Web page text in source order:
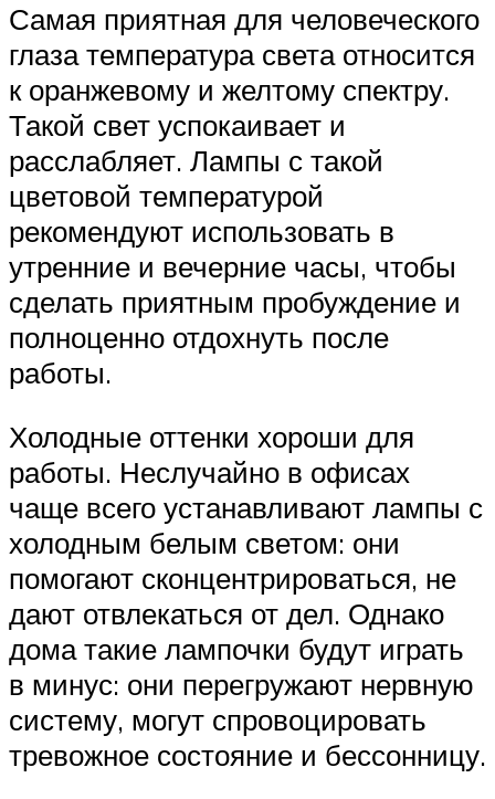
Самая приятная для человеческого
глаза температура света относится
к оранжевому и желтому спектру.
Такой свет успокаивает и
расслабляет. Лампы с такой
цветовой температурой
рекомендуют использовать в
утренние и вечерние часы, чтобы
сделать приятным пробуждение и
полноценно отдохнуть после
работы.
Холодные оттенки хороши для
работы. Неслучайно в офисах
чаще всего устанавливают лампы с
холодным белым светом: они
помогают сконцентрироваться, не
дают отвлекаться от дел. Однако
дома такие лампочки будут играть
в минус: они перегружают нервную
систему, могут спровоцировать
тревожное состояние и бессонницу.